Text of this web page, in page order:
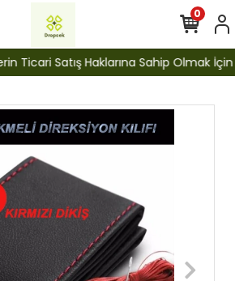
Satış Haklarına Sahip Olmak İçin
0